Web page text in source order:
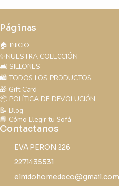
Páginas
🏠 INICIO
✨NUESTRA COLECCIÓN
🛋️ SILLONES
🛍️ TODOS LOS PRODUCTOS
🎁 Gift Card
📦 POLÍTICA DE DEVOLUCIÓN
📝 Blog
📘 Cómo Elegir tu Sofá
Contactanos
EVA PERON 226
2271435531
elnidohomedeco@gmail.com